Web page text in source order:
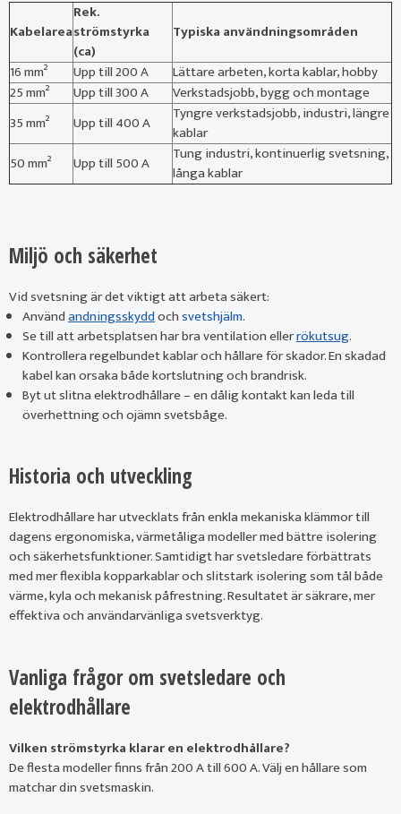
Kabelarea
Rek.
strömstyrka
(ca)
Typiska användningsområden
16 mm²
Upp till 200 A
Lättare arbeten, korta kablar, hobby
25 mm²
Upp till 300 A
Verkstadsjobb, bygg och montage
35 mm²
Upp till 400 A
Tyngre verkstadsjobb, industri, längre
kablar
50 mm²
Upp till 500 A
Tung industri, kontinuerlig svetsning,
långa kablar
Miljö och säkerhet
Vid svetsning är det viktigt att arbeta säkert:
Användandningsskyddochsvetshjälm.
Se till att arbetsplatsen har bra ventilation ellerrökutsug.
Kontrollera regelbundet kablar och hållare för skador. En skadad
kabel kan orsaka både kortslutning och brandrisk.
Byt ut slitna elektrodhållare – en dålig kontakt kan leda till
överhettning och ojämn svetsbåge.
Historia och utveckling
Elektrodhållare har utvecklats från enkla mekaniska klämmor till
dagens ergonomiska, värmetåliga modeller med bättre isolering
och säkerhetsfunktioner. Samtidigt har svetsledare förbättrats
med mer flexibla kopparkablar och slitstark isolering som tål både
värme, kyla och mekanisk påfrestning. Resultatet är säkrare, mer
effektiva och användarvänliga svetsverktyg.
Vanliga frågor om svetsledare och
elektrodhållare
Vilken strömstyrka klarar en elektrodhållare?
De flesta modeller finns från 200 A till 600 A. Välj en hållare som
matchar din svetsmaskin.